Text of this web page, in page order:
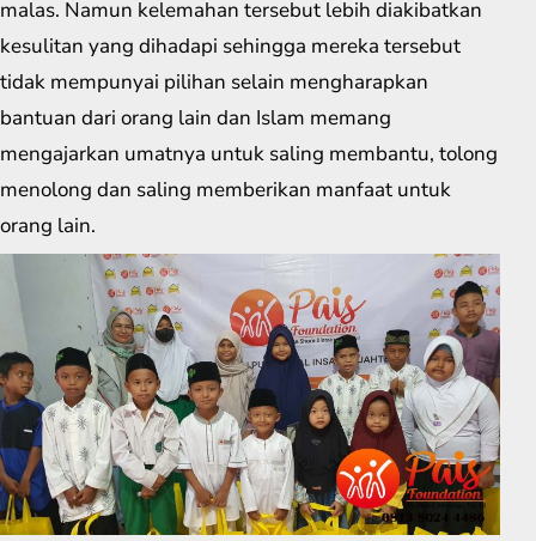
malas. Namun kelemahan tersebut lebih diakibatkan
kesulitan yang dihadapi sehingga mereka tersebut
tidak mempunyai pilihan selain mengharapkan
bantuan dari orang lain dan Islam memang
mengajarkan umatnya untuk saling membantu, tolong
menolong dan saling memberikan manfaat untuk
orang lain.